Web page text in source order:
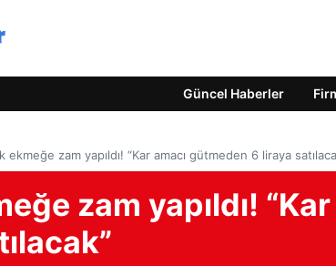
Güncel Haberler
ekmeğe zam yapıldı! “Kar amacı gütmeden 6 liraya
zam yapıldı!